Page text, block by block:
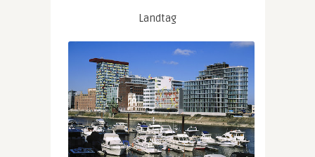
Landtag